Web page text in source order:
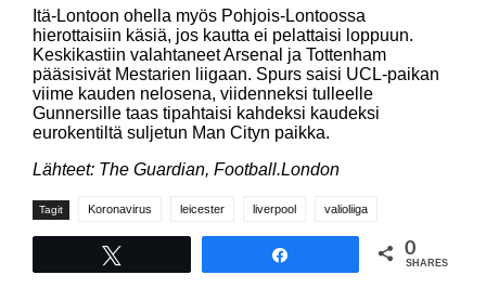
Itä-Lontoon ohella myös Pohjois-Lontoossa
hierottaisiin käsiä, jos kautta ei pelattaisi loppuun.
Keskikastiin valahtaneet Arsenal ja Tottenham
pääsisivät Mestarien liigaan. Spurs saisi UCL-paikan
viime kauden nelosena, viidenneksi tulleelle
Gunnersille taas tipahtaisi kahdeksi kaudeksi
eurokentiltä suljetun Man Cityn paikka.
Lähteet: The Guardian, Football.London
Tagit Koronavirus leicester liverpool valioliiga
0
SHARES